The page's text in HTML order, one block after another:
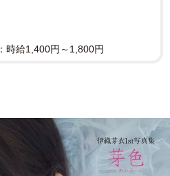
：時給1,400円～1,800円